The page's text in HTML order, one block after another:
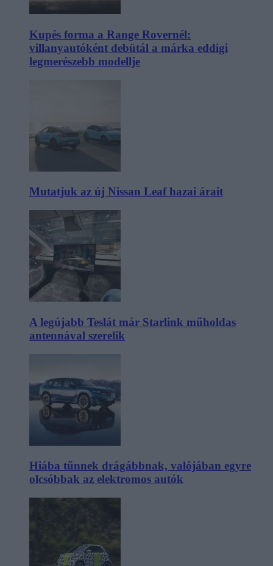
Kupés forma a Range Rovernél:
villanyautóként debütál a márka eddigi
legmerészebb modellje
Mutatjuk az új Nissan Leaf hazai árait
A legújabb Teslát már Starlink műholdas
antennával szerelik
Hiába tűnnek drágábbnak, valójában egyre
olcsóbbak az elektromos autók